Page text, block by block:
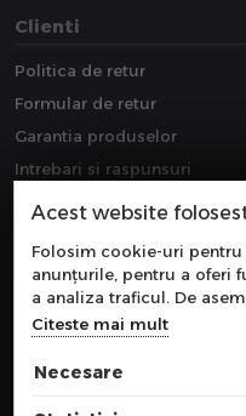
Clienti
Politica de retur
Formular de retur
Garantia produselor
Intrebari si raspunsuri
Downloads
Acest website
Folosim cookie-uri
anunțurile, pentru a oferi
a analiza traficul. De
rețele sociale, de
privire la modul în care
pot combina cu alte
Citeste mai mult
Necesare